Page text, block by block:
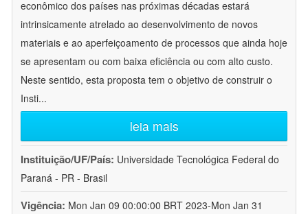
econômico dos países nas próximas décadas estará
intrinsicamente atrelado ao desenvolvimento de novos
materiais e ao aperfeiçoamento de processos que ainda hoje
se apresentam ou com baixa eficiência ou com alto custo.
Neste sentido, esta proposta tem o objetivo de construir o
Insti...
leia mais
Instituição/UF/País: Universidade Tecnológica Federal do
Paraná - PR - Brasil
Vigência: Mon Jan 09 00:00:00 BRT 2023-Mon Jan 31